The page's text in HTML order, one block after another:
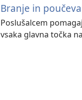
Branje in
Poslušalcem
vsaka glavna točka